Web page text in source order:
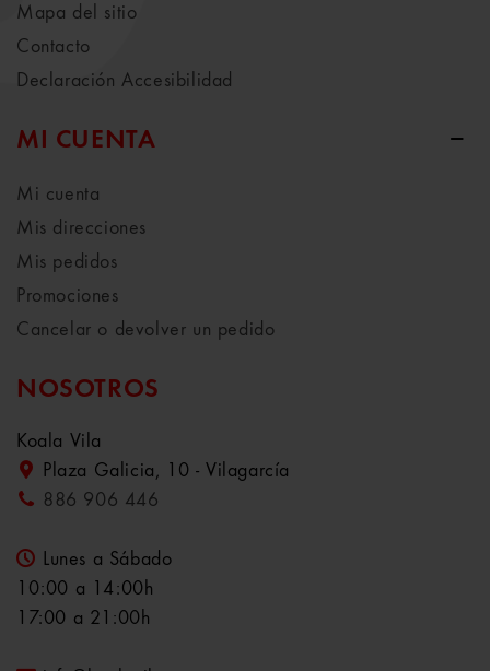
Mapa del sitio
Contacto
Declaración Accesibilidad
MI CUENTA
Mi cuenta
Mis direcciones
Mis pedidos
Promociones
Cancelar o devolver un pedido
NOSOTROS
Koala Vila
Plaza Galicia, 10 - Vilagarcía
886 906 446
Lunes a Sábado
10:00 a 14:00h
17:00 a 21:00h